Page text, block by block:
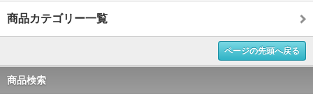
商品カテゴリー一覧
ページの先頭へ戻る
商品検索